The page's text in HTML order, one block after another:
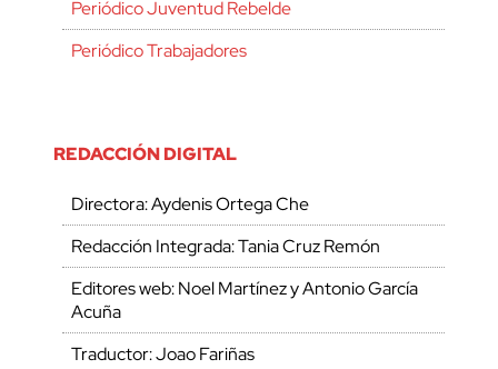
Periódico Juventud Rebelde
Periódico Trabajadores
REDACCIÓN DIGITAL
Directora: Aydenis Ortega Che
Redacción Integrada: Tania Cruz Remón
Editores web: Noel Martínez y Antonio García
Acuña
Traductor: Joao Fariñas